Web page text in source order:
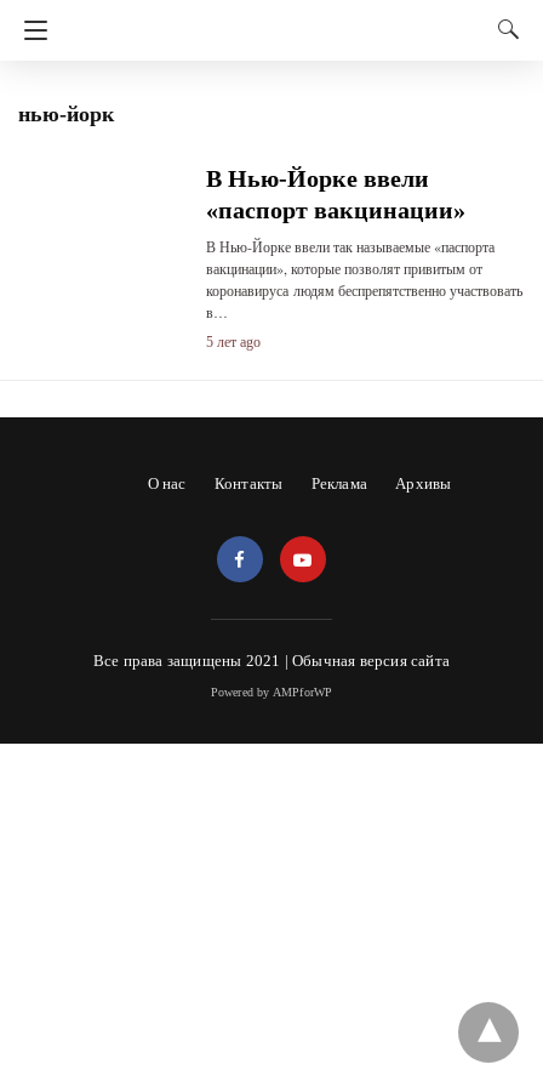
нью-йорк
В Нью-Йорке ввели
«паспорт вакцинации»
В Нью-Йорке ввели так называемые «паспорта
вакцинации», которые позволят привитым от
коронавируса людям беспрепятственно участвовать
в…
5 лет ago
О нас Контакты Реклама Архивы
Все права защищены 2021 |Обычная версия сайта
Powered by AMPforWP